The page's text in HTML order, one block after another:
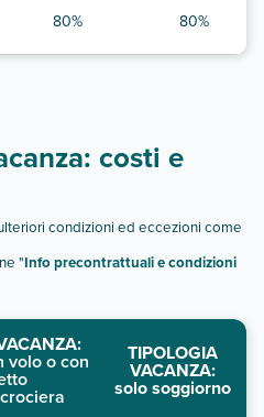
80% 80%
costi e
condizioni ed eccezioni come
"Info precontrattuali e condizioni
volo o con TIPOLOGIA
VACANZA:
solo soggiorno